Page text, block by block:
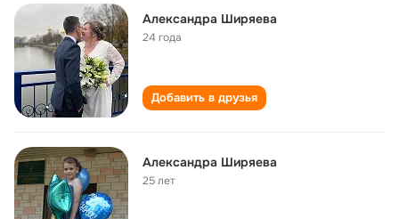
Александра Ширяева
24 года
Добавить в друзья
Александра Ширяева
25 лет